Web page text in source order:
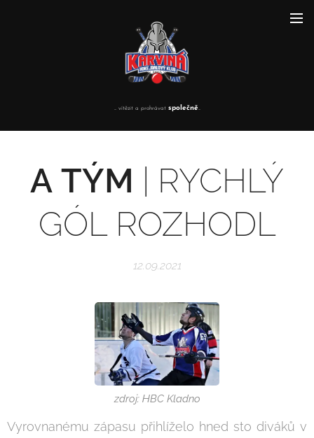
... vítězit a prohrávat společně...
A TÝM | RYCHLÝ
GÓL ROZHODL
12.09.2021
zdroj: HBC Kladno
Vyrovnanému zápasu přihlíželo hned sto diváků v